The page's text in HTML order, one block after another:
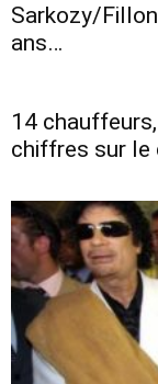
Sarkozy/
ans…
14
chiffres sur le